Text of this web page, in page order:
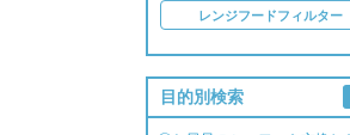
レンジフードフィルター
目的別検索